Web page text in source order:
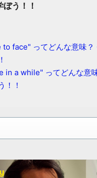
う！！
to face" ってどんな意味？
in a while" ってどんな意
！！